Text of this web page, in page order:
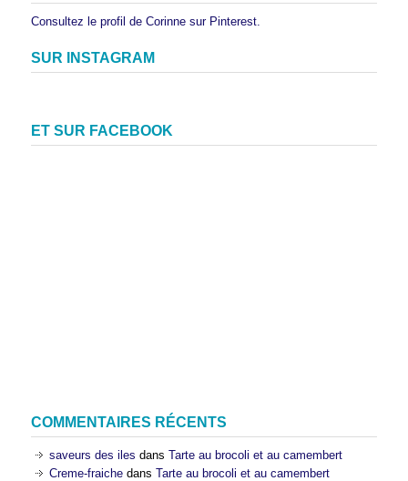
Consultez le profil de Corinne sur Pinterest.
SUR INSTAGRAM
ET SUR FACEBOOK
COMMENTAIRES RÉCENTS
saveurs des iles dans Tarte au brocoli et au camembert
Creme-fraiche dans Tarte au brocoli et au camembert